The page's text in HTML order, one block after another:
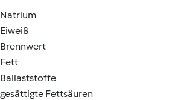
Natrium
Eiweiß
Brennwert
Fett
Ballaststoffe
gesättigte Fettsäuren